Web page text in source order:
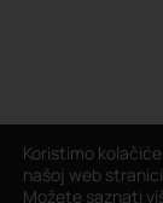
Koristimo
našoj web
Možete saznati